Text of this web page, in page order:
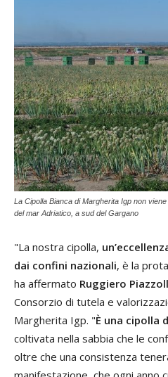
La Cipolla Bianca di Margherita Igp non
del mar Adriatico, a sud del Gargano
"La nostra cipolla,
dai confini nazionali, è la
ha affermato Ruggiero
Consorzio di tutela e
Margherita Igp. "È una cipolla
coltivata nella sabbia che le
oltre che una consistenza